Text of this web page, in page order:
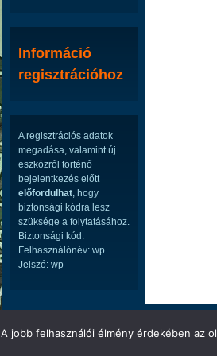
Információ
regisztrációhoz
A regisztrációs adatok
megadása, valamint új
eszközről történő
bejelentkezés előtt
előfordulhat, hogy
biztonsági kódra lesz
szüksége a folytatásához.
Biztonsági kód:
Felhasználónév: wp
Jelszó: wp
LED ÉS LCD TV ALKATRÉSZEK
A jobb felhasználói élmény érdekében az